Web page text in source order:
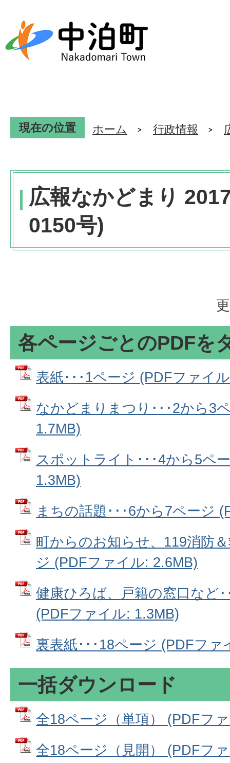
現在の位置 ホーム 行政情報
広報なかどまり
0150号)
各ページごとのPDFを
表紙･･･1ページ (PDFファイ
なかどまりまつり･･･2から3
1.7MB)
スポットライト･･･4から5ペ
1.3MB)
まちの話題･･･6から7ページ
町からのお知らせ、119消防
ジ (PDFファイル: 2.6MB)
健康ひろば、戸籍の窓口など
(PDFファイル: 1.3MB)
裏表紙･･･18ページ (PDFファ
一括ダウンロード
全18ページ（単項） (PDFフ
全18ページ（見開） (PDFフ